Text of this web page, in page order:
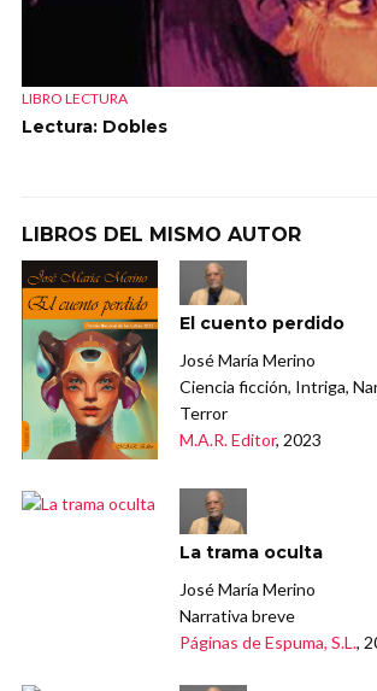
LIBRO LECTURA
Lectura: Dobles
LIBROS DEL MISMO AUTOR
El cuento perdido
José María Merino
Ciencia ficción, Intriga,
Terror
M.A.R. Editor, 2023
La trama oculta
José María Merino
Narrativa breve
Páginas de Espuma, S.L.,